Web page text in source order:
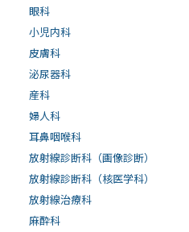
眼科
小児内科
皮膚科
泌尿器科
産科
婦人科
耳鼻咽喉科
放射線診断科（画像診断）
放射線診断科（核医学科）
放射線治療科
麻酔科